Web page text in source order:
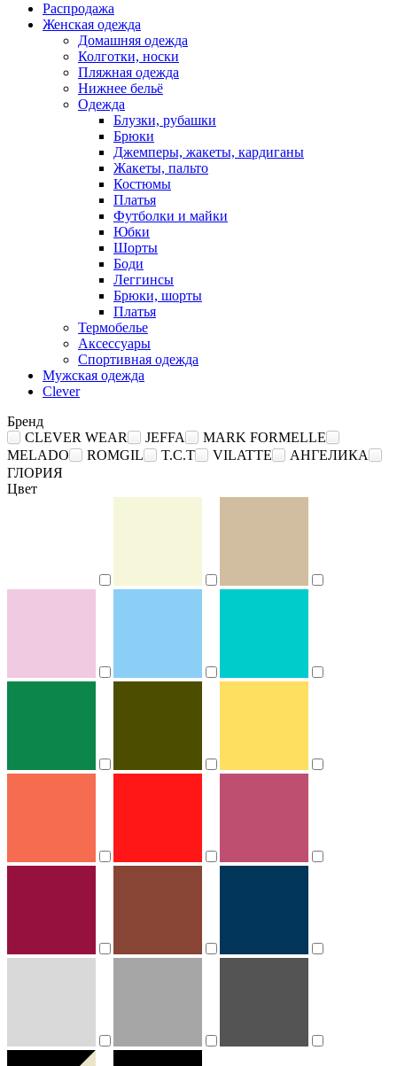
Распродажа
Женская одежда
Домашняя одежда
Колготки, носки
Пляжная одежда
Нижнее бельё
Одежда
Блузки, рубашки
Брюки
Джемперы, жакеты, кардиганы
Жакеты, пальто
Костюмы
Платья
Футболки и майки
Юбки
Шорты
Боди
Леггинсы
Брюки, шорты
Платья
Термобелье
Аксессуары
Спортивная одежда
Мужская одежда
Clever
Бренд
CLEVER WEAR
JEFFA
MARK FORMELLE
MELADO
ROMGIL T.C.T VILATTE
АНГЕЛИКА
ГЛОРИЯ
Цвет